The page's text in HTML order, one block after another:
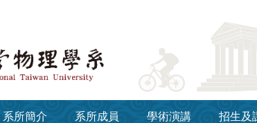
系所簡介 系所成員 學術演講 招生及